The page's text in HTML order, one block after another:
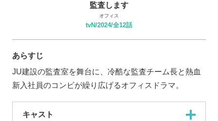
監査します
オフィス
tvN/2024/全12話
あらすじ
JU建設の監査室を舞台に、冷酷な監査チーム長と熱血
新入社員のコンビが繰り広げるオフィスドラマ。
キャスト